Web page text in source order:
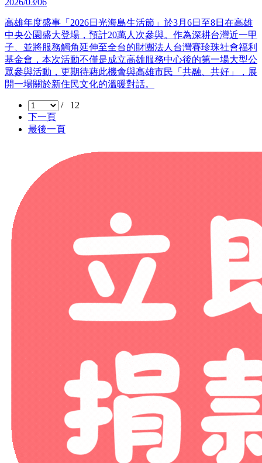
2026/03/06
高雄年度盛事「2026日光海島生活節」於3月6日至8日在高雄
中央公園盛大登場，預計20萬人次參與。作為深耕台灣近一甲
子、並將服務觸角延伸至全台的財團法人台灣賽珍珠社會福利
基金會，本次活動不僅是成立高雄服務中心後的第一場大型公
眾參與活動，更期待藉此機會與高雄市民「共融、共好」，展
開一場關於新住民文化的溫暖對話。
/ 12
下一頁
最後一頁